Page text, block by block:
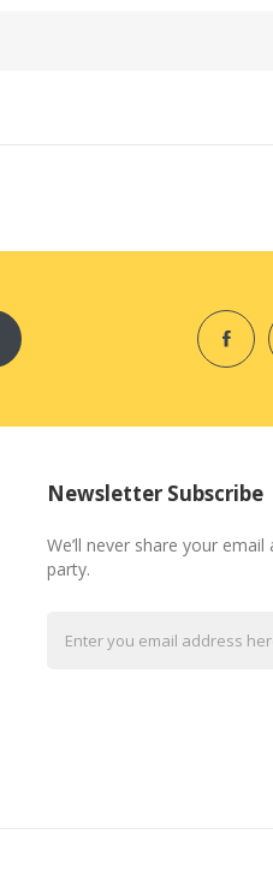
Newsletter Subscribe
We’ll never share your
party.